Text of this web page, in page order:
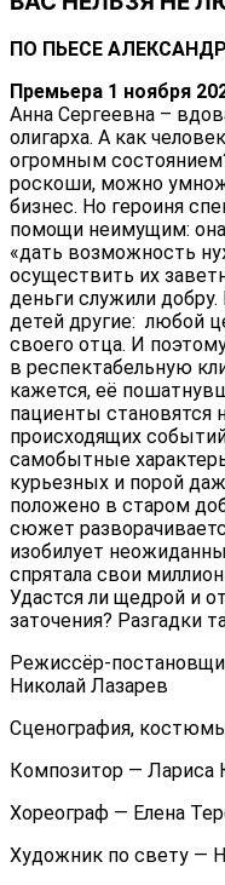
ПО ПЬЕСЕ
Премьера 1 ноября
Анна Сергеевна –
олигарха. А как
огромным
роскоши, можно
бизнес. Но героиня
помощи неимущим:
«дать возможность
осуществить их
деньги служили
детей другие: любой
своего отца. И
в респектабельную
кажется, её
пациенты становятся
происходящих
самобытные
курьезных и порой
положено в старом
сюжет
изобилует
спрятала свои
Удастся ли щедрой и
заточения? Разгадки
Режиссёр-
Николай Лазарев
Сценография,
Композитор — Лариса
Хореограф — Елена
Художник по свету —